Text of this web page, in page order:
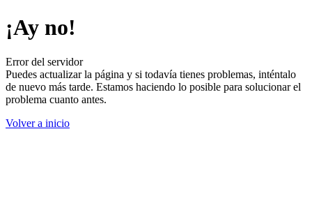
¡Ay no!
Error del servidor
Puedes actualizar la página y si todavía tienes problemas, inténtalo
de nuevo más tarde. Estamos haciendo lo posible para solucionar el
problema cuanto antes.
Volver a inicio